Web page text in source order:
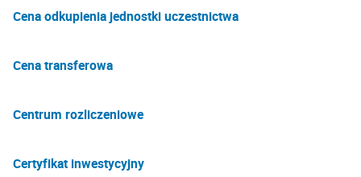
Cena odkupienia jednostki uczestnictwa
Cena transferowa
Centrum rozliczeniowe
Certyfikat inwestycyjny